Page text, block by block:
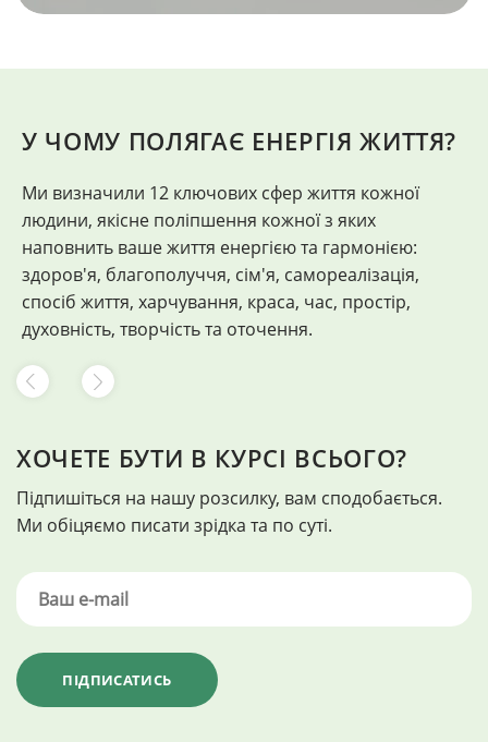
У ЧОМУ ПОЛЯГАЄ ЕНЕРГІЯ ЖИТТЯ?
Ми визначили 12 ключових сфер життя кожної
людини, якісне поліпшення кожної з яких
наповнить ваше життя енергією та гармонією:
здоров'я, благополуччя, сім'я, самореалізація,
спосіб життя, харчування, краса, час, простір,
духовність, творчість та оточення.
ХОЧЕТЕ БУТИ В КУРСІ ВСЬОГО?
Підпишіться на нашу розсилку, вам сподобається.
Ми обіцяємо писати зрідка та по суті.